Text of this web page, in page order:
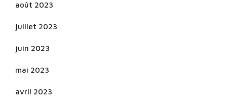
août 2023
juillet 2023
juin 2023
mai 2023
avril 2023